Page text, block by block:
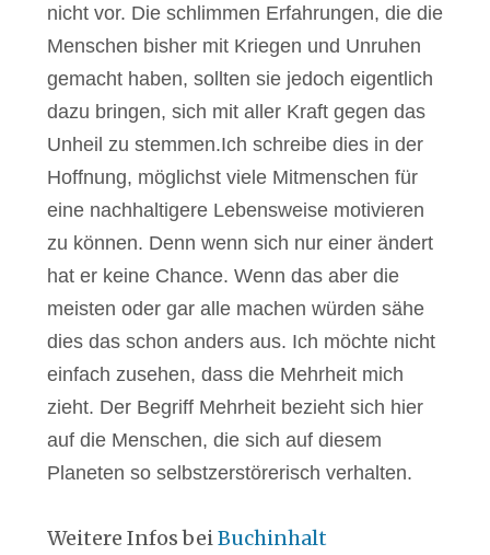
nicht vor. Die schlimmen Erfahrungen, die die
Menschen bisher mit Kriegen und Unruhen
gemacht haben, sollten sie jedoch eigentlich
dazu bringen, sich mit aller Kraft gegen das
Unheil zu stemmen.Ich schreibe dies in der
Hoffnung, möglichst viele Mitmenschen für
eine nachhaltigere Lebensweise motivieren
zu können. Denn wenn sich nur einer ändert
hat er keine Chance. Wenn das aber die
meisten oder gar alle machen würden sähe
dies das schon anders aus. Ich möchte nicht
einfach zusehen, dass die Mehrheit mich
zieht. Der Begriff Mehrheit bezieht sich hier
auf die Menschen, die sich auf diesem
Planeten so selbstzerstörerisch verhalten.
Weitere Infos beiBuchinhalt